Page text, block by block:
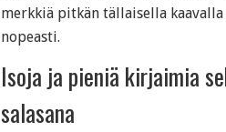
merkkiä pitkän tällaisella
nopeasti.
Isoja ja pieniä kirjaimia
salasana